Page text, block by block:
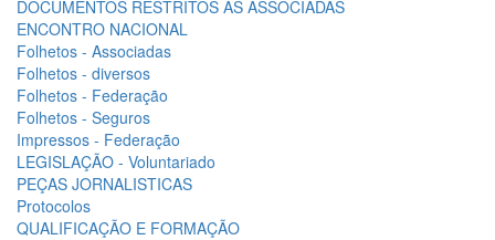
DOCUMENTOS RESTRITOS ÀS ASSOCIADAS
ENCONTRO NACIONAL
Folhetos - Associadas
Folhetos - diversos
Folhetos - Federação
Folhetos - Seguros
Impressos - Federação
LEGISLAÇÃO - Voluntariado
PEÇAS JORNALISTICAS
Protocolos
QUALIFICAÇÃO E FORMAÇÃO